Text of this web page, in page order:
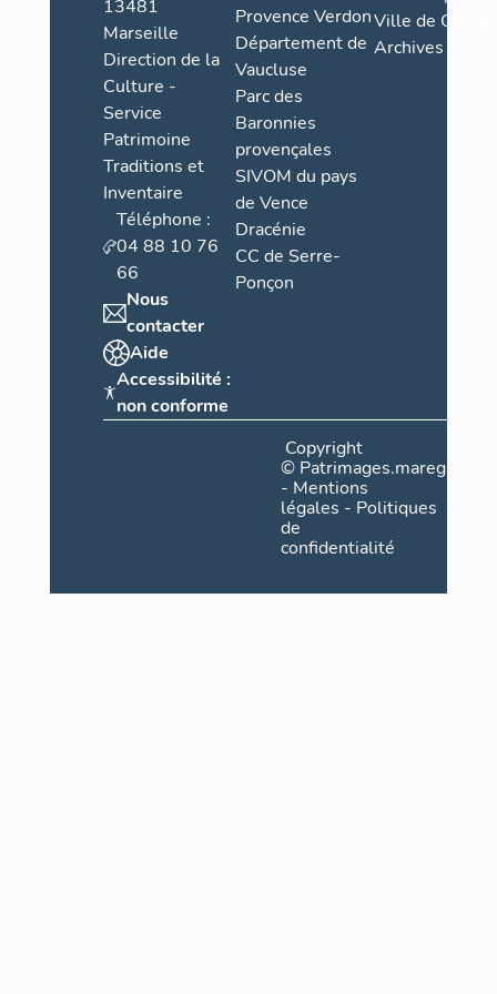
13481
Marseille
Direction de la
Culture -
Service
Patrimoine
Traditions et
Inventaire
Téléphone :
04 88 10 76
66
Nous
contacter
Aide
Accessibilité :
non conforme
Provence Verdon
Département de
Vaucluse
Parc des
Baronnies
provençales
SIVOM du pays
de Vence
Dracénie
CC de Serre-
Ponçon
Ville de
Archives
Copyright
©
- Mentions
légales - Politiques
de
confidentialité